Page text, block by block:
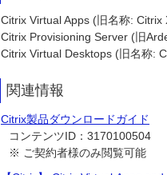
Citrix Virtual Apps (旧名称:
Citrix Provisioning Server (旧
Citrix Virtual Desktops (旧名称:
関連情報
Citrix製品ダウンロードガイド
コンテンツID：3170100504
※ ご契約者様のみ閲覧可能